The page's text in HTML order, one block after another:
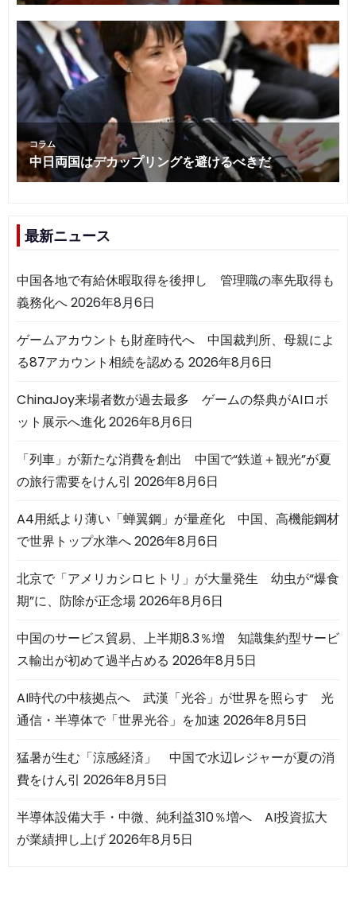
最新ニュース
中国各地で有給休暇取得を後押し 管理職の率先取得も
義務化へ2026年8月6日
ゲームアカウントも財産時代へ 中国裁判所、母親によ
る87アカウント相続を認める 2026年8月6日
ChinaJoy来場者数が過去最多 ゲームの祭典がAIロボ
ット展示へ進化2026年8月6日
「列車」が新たな消費を創出 中国で“鉄道＋観光”が夏
の旅行需要をけん引 2026年8月6日
A4用紙より薄い「蝉翼鋼」が量産化 中国、高機能鋼材
で世界トップ水準へ2026年8月6日
北京で「アメリカシロヒトリ」が大量発生 幼虫が“爆食
期”に、防除が正念場2026年8月6日
中国のサービス貿易、上半期8.3％増 知識集約型サービ
ス輸出が初めて過半占める 2026年8月5日
AI時代の中核拠点へ 武漢「光谷」が世界を照らす 光
通信・半導体で「世界光谷」を加速 2026年8月5日
猛暑が生む「涼感経済」 中国で水辺レジャーが夏の消
費をけん引 2026年8月5日
半導体設備大手・中微、純利益310％増へ AI投資拡大
が業績押し上げ2026年8月5日